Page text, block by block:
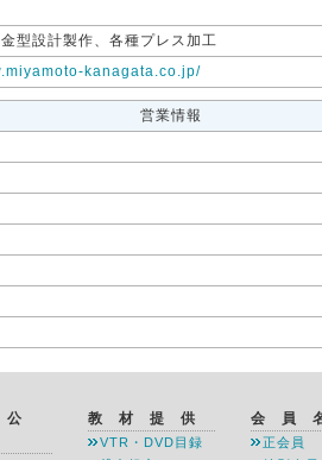
型設計製作、各種プレス加工
kanagata.co.jp/
営業情報
公
教 材 提 供
VTR・DVD目録
会 員
正会員